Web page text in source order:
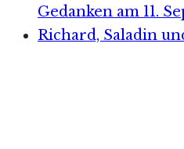
Gedanken am 11.
Richard, Saladin